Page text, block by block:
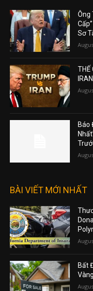
Ông
Sơ
THẾ
Báo
BÀI VIẾT MỚI NHẤT
Bất